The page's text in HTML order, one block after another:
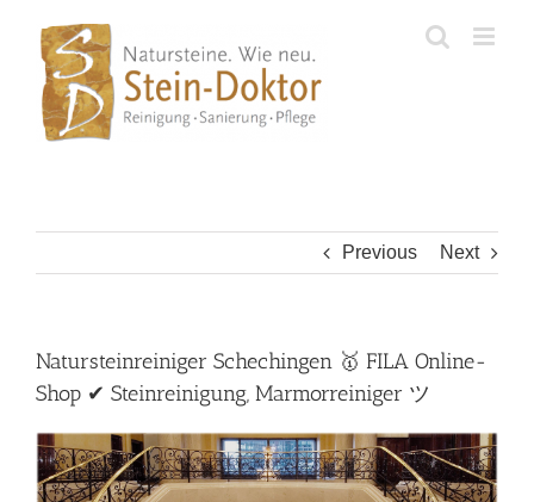
content
Previous Next
Natursteinreiniger Schechingen 🥇 FILA Online-
Shop ✔ Steinreinigung, Marmorreiniger ツ